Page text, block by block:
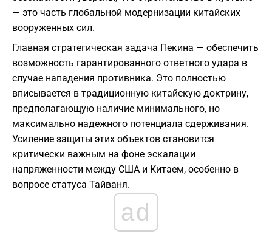
— это часть глобальной модернизации китайских
вооруженных сил.
​Главная стратегическая задача Пекина — обеспечить
возможность гарантированного ответного удара в
случае нападения противника. Это полностью
вписывается в традиционную китайскую доктрину,
предполагающую наличие минимального, но
максимально надежного потенциала сдерживания.
Усиление защиты этих объектов становится
критически важным на фоне эскалации
напряженности между США и Китаем, особенно в
вопросе статуса Тайваня.
ad